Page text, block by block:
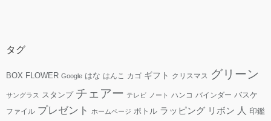
タグ
BOX FLOWER Google はな はんこ カゴ ギフト クリスマス グリーン
サングラス スタンプ チェアー テレビ ノート ハンコ バインダー バスケ
ファイル プレゼント ホームページ ボトル ラッピング リボン 人 印鑑